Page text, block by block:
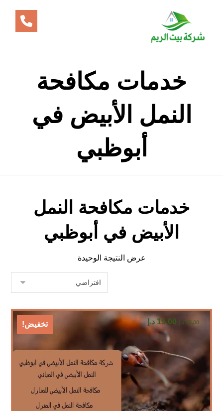
خدمات مكافحة
النمل الأبيض في
أبوظبي
خدمات مكافحة النمل
الأبيض في أبوظبي
عرض النتيجة الوحيدة
تخفيض! 35,00 د.إ 15,00 د.إ